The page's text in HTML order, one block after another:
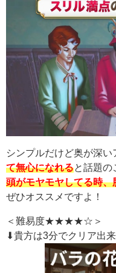
シンプルだけど奥が深い
て無心になれると話題の
頭がモヤモヤしてる時
ぜひオススメですよ！
＜難易度★★★★☆＞
⬇︎貴方は3分でクリア出